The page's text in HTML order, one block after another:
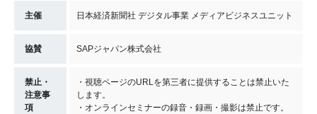
主催 日本経済新聞社 デジタル事業 メディアビジネスユニット
協賛 SAPジャパン株式会社
禁止・
注意事
項
・視聴ページのURLを第三者に提供することは禁止いた
します。
・オンラインセミナーの録音・録画・撮影は禁止です。